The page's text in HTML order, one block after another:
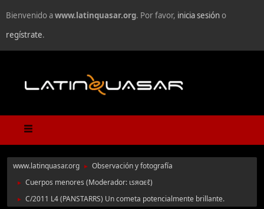
Bienvenido awww.latinquasar.org. Por favor, inicia sesióno
regístrate.
www.latinquasar.org ► Observación y fotografía
► Cuerpos menores (Moderador: ιѕяαєℓ)
► C/2011 L4 (PANSTARRS) Un cometa potencialmente brillante.